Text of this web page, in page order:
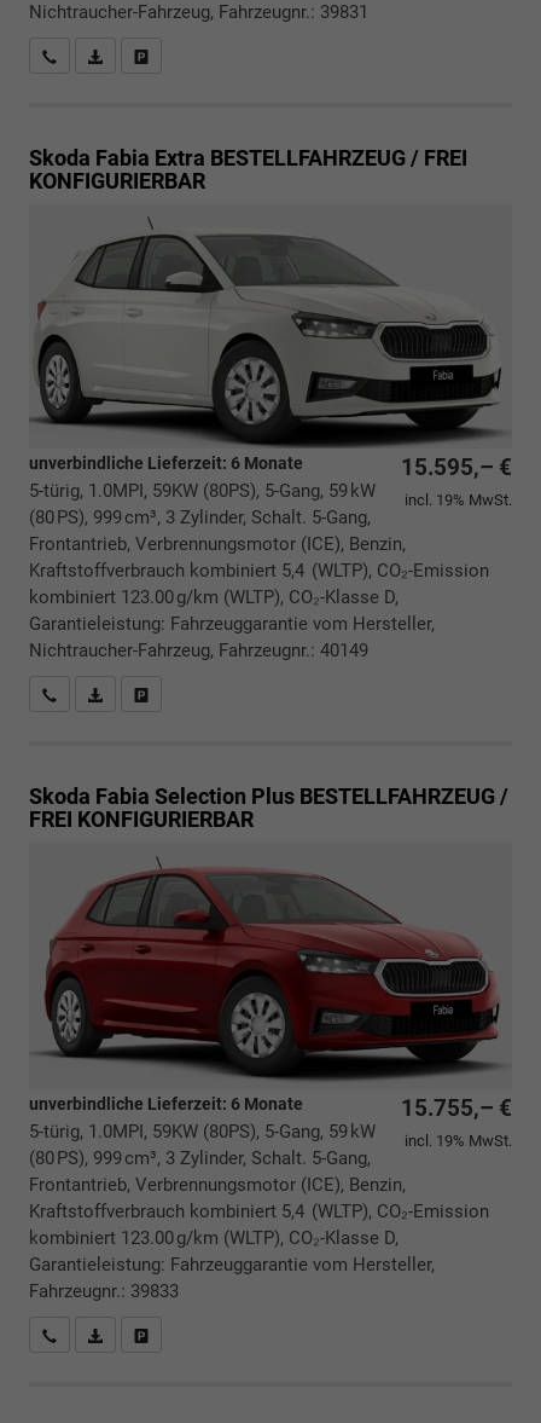
Nichtraucher-Fahrzeug, Fahrzeugnr.: 39831
Rückrufbitte absenden
PDF-Datei, Fahrzeugexposé drucken
Skoda Fabia Extra BESTELLFAHRZEUG / FREI
KONFIGURIERBAR
15.595,– €
incl. 19% MwSt.
unverbindliche Lieferzeit: 6 Monate
5-türig, 1.0MPI, 59KW (80PS), 5-Gang, 59 kW
(80 PS), 999 cm³, 3 Zylinder, Schalt. 5-Gang,
Frontantrieb, Verbrennungsmotor (ICE), Benzin,
Kraftstoffverbrauch kombiniert 5,4 (WLTP), CO₂-Emission
kombiniert 123.00 g/km (WLTP), CO₂-Klasse D,
Garantieleistung: Fahrzeuggarantie vom Hersteller,
Nichtraucher-Fahrzeug, Fahrzeugnr.: 40149
Rückrufbitte absenden
PDF-Datei, Fahrzeugexposé drucken
Skoda Fabia Selection Plus BESTELLFAHRZEUG /
FREI KONFIGURIERBAR
15.755,– €
incl. 19% MwSt.
unverbindliche Lieferzeit: 6 Monate
5-türig, 1.0MPI, 59KW (80PS), 5-Gang, 59 kW
(80 PS), 999 cm³, 3 Zylinder, Schalt. 5-Gang,
Frontantrieb, Verbrennungsmotor (ICE), Benzin,
Kraftstoffverbrauch kombiniert 5,4 (WLTP), CO₂-Emission
kombiniert 123.00 g/km (WLTP), CO₂-Klasse D,
Garantieleistung: Fahrzeuggarantie vom Hersteller,
Fahrzeugnr.: 39833
Rückrufbitte absenden
PDF-Datei, Fahrzeugexposé drucken